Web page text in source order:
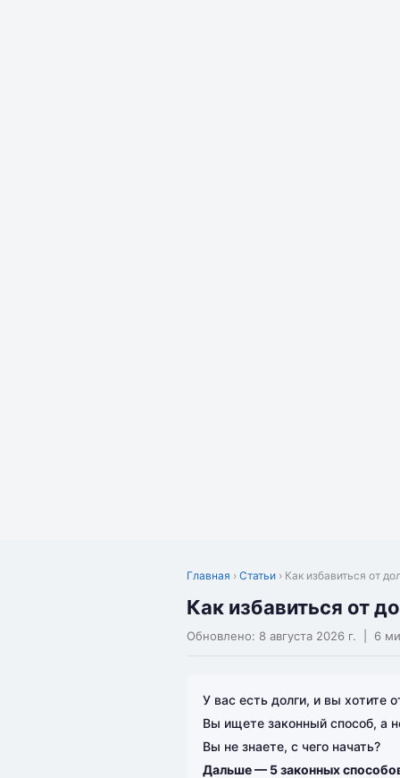
Главная › Статьи › Как избавиться от
Как избавиться от
Обновлено: 8 августа 2026 г. | 6
У вас есть долги, и вы хотите
Вы ищете законный способ, а
Вы не знаете, с чего начать?
Дальше — 5 законных